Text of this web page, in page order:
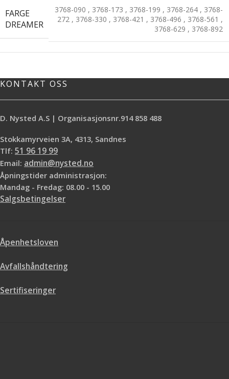
FARGE
DREAMER
3768-090 , 3768-173 , 3768-199 , 3768-264 , 3768-
272 , 3768-330 , 3768-421 , 3768-496 , 3768-561 ,
3768-629 , 3768-892
KONTAKT OSS
D. Nysted A.S | Organisasjonsnr.914 858 488
Stokkamyrveien 3A, 4313, Sandnes
Tlf: 51 96 19 99
Email: admin@nysted.no
Åpningstider administrasjon:
Mandag - Fredag: 08.00 - 15.00
Salgsbetingelser
Åpenhetsloven
Avfallshåndtering
Sertifiseringer